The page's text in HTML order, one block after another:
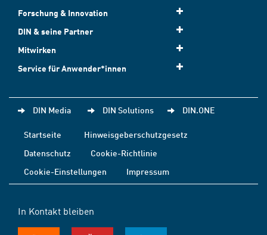
Forschung & Innovation
DIN & seine Partner
Mitwirken
Service für Anwender*innen
DIN Media DIN Solutions DIN.ONE
Startseite
Hinweisgeberschutzgesetz
Datenschutz
Cookie-Richtlinie
Cookie-Einstellungen
Impressum
In Kontakt bleiben